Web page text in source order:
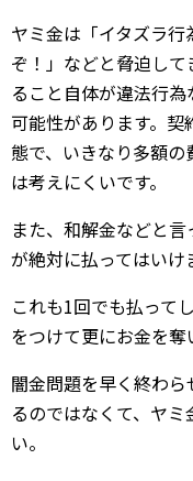
ヤミ金は「イタズラ
ぞ！」などと脅迫し
ること自体が違法行
可能性があります。
態で、いきなり多額
は考えにくいです。
また、和解金などと
が絶対に払ってはいけ
これも1回でも払って
をつけて更にお金を奪
闇金問題を早く終わ
るのではなくて、ヤ
い。